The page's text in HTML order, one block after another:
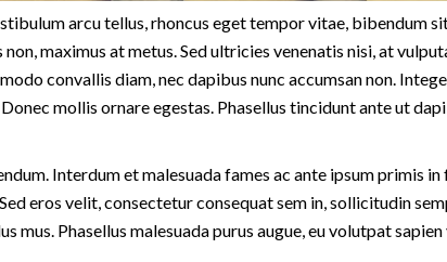
arcu tellus, rhoncus eget tempor vitae, bibendum
maximus at metus. Sed ultricies venenatis nisi, at
convallis diam, nec dapibus nunc accumsan non.
mollis ornare egestas. Phasellus tincidunt ante ut
Interdum et malesuada fames ac ante ipsum primis
eros velit, consectetur consequat sem in, sollicitudin
Phasellus malesuada purus augue, eu volutpat sapien